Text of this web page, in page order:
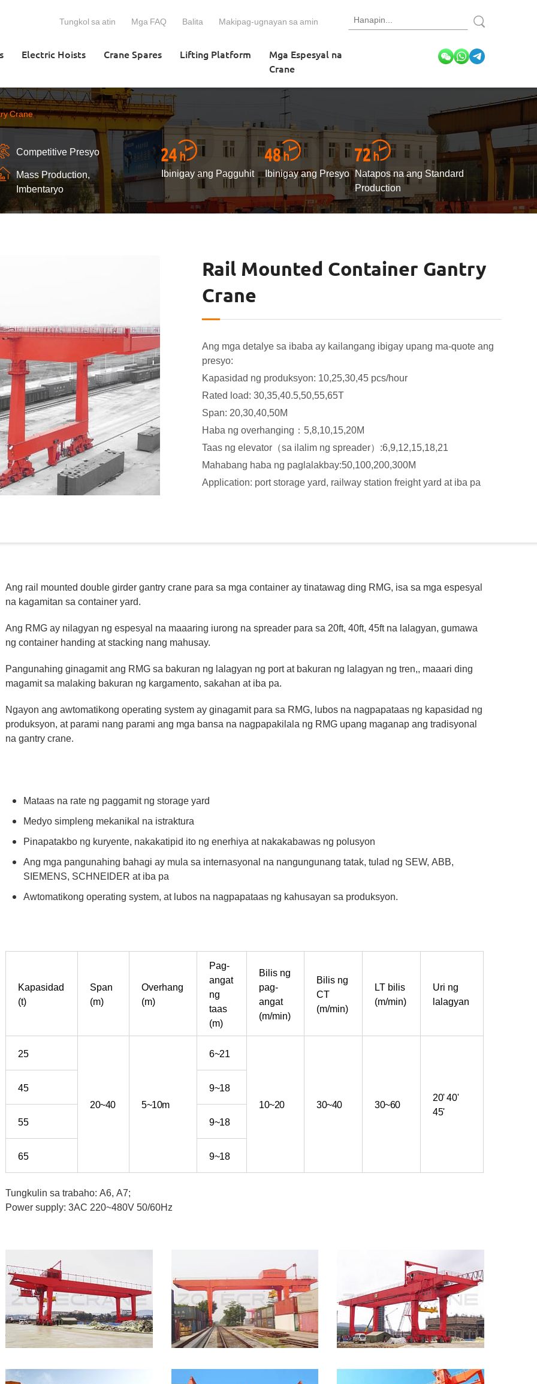
Tungkol sa atin Mga FAQ Balita Makipag-ugnayan sa amin
Electric Hoists Crane Spares Lifting Platform
Mga Espesyal na
Crane
Crane
Competitive Presyo
Mass Production,
Imbentaryo
Ibinigay ang Pagguhit Ibinigay ang Presyo Natapos na ang Standard
Production
Rail Mounted Container Gantry
Crane
Ang mga detalye sa ibaba ay kailangang ibigay upang ma-quote ang
presyo:
Kapasidad ng produksyon: 10,25,30,45 pcs/hour
Rated load: 30,35,40.5,50,55,65T
Span: 20,30,40,50M
Haba ng overhanging：5,8,10,15,20M
Taas ng elevator（sa ilalim ng spreader）:6,9,12,15,18,21
Mahabang haba ng paglalakbay:50,100,200,300M
Application: port storage yard, railway station freight yard at iba pa
Ang rail mounted double girder gantry crane para sa mga container ay tinatawag ding RMG, isa sa mga espesyal
na kagamitan sa container yard.
Ang RMG ay nilagyan ng espesyal na maaaring iurong na spreader para sa 20ft, 40ft, 45ft na lalagyan, gumawa
ng container handing at stacking nang mahusay.
Pangunahing ginagamit ang RMG sa bakuran ng lalagyan ng port at bakuran ng lalagyan ng tren,, maaari ding
magamit sa malaking bakuran ng kargamento, sakahan at iba pa.
Ngayon ang awtomatikong operating system ay ginagamit para sa RMG, lubos na nagpapataas ng kapasidad ng
produksyon, at parami nang parami ang mga bansa na nagpapakilala ng RMG upang maganap ang tradisyonal
na gantry crane.
Mataas na rate ng paggamit ng storage yard
Medyo simpleng mekanikal na istraktura
Pinapatakbo ng kuryente, nakakatipid ito ng enerhiya at nakakabawas ng polusyon
Ang mga pangunahing bahagi ay mula sa internasyonal na nangungunang tatak, tulad ng SEW, ABB,
SIEMENS, SCHNEIDER at iba pa
Awtomatikong operating system, at lubos na nagpapataas ng kahusayan sa produksyon.
Kapasidad
(t)
Span
(m)
Overhang
(m)
Pag-
angat
ng
taas
(m)
Bilis ng
pag-
angat
(m/min)
Bilis ng
CT
(m/min)
LT bilis
(m/min)
Uri ng
lalagyan
25
20~40 5~10m
6~21
10~20 30~40 30~60
20' 40'
45'
45 9~18
55 9~18
65 9~18
Tungkulin sa trabaho: A6, A7;
Power supply: 3AC 220~480V 50/60Hz